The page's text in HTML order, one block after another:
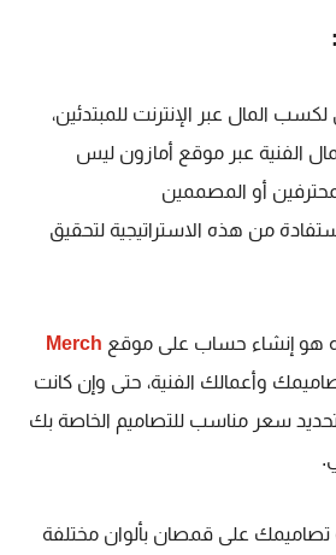
المال عبر الإنترنت للمبتدئين،
الفنية عبر موقع أمازون ليس
أو المصممين
من هذه الاستراتيجية لتحقيق
به هو إنشاء حساب على موقع Merch
وأعمالك الفنية، حتى وإن كانت
سعر مناسب للتصاميم الخاصة بك
على قمصان بألوان مختلفة